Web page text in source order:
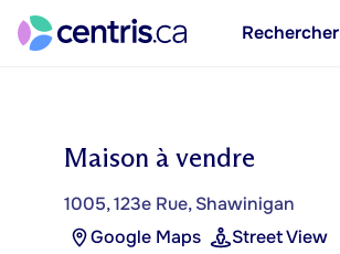
Rechercher
Maison à vendre
1005, 123e Rue, Shawinigan
Google Maps
Street View